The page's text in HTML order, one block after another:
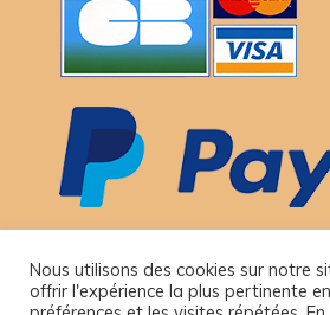
Nous utilisons des cookies sur notre
offrir l'expérience la plus pertinente